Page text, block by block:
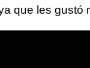
que les